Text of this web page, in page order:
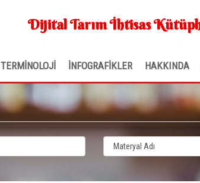
Dijital Tarım İhtisas
TERMİNOLOJİ İNFOGRAFİKLER HAKKINDA